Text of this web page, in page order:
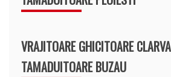
VRAJITOARE GHICITOARE
TAMADUITOARE BUZAU